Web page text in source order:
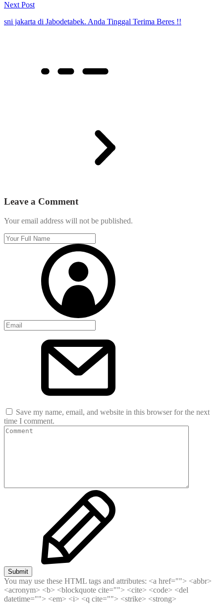
Next Post
sni jakarta di Jabodetabek. Anda Tinggal Terima Beres !!
Leave a Comment
Your email address will not be published.
Save my name, email, and website in this browser for the next
time I comment.
Submit
You may use these HTML tags and attributes: <a href=""> <abbr>
<acronym> <b> <blockquote cite=""> <cite> <code> <del
datetime=""> <em> <i> <q cite=""> <strike> <strong>